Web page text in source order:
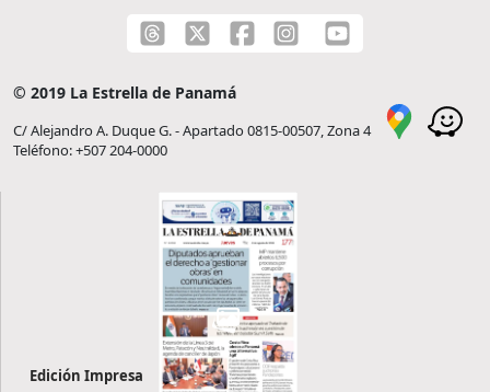
© 2019 La Estrella de Panamá
C/ Alejandro A. Duque G. - Apartado 0815-00507, Zona 4
Teléfono: +507 204-0000
Edición Impresa